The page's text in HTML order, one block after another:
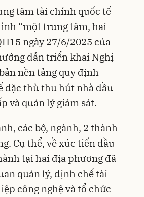
tâm tài chính quốc tế
“một trung tâm, hai
ngày 27/6/2025 của
dẫn triển khai Nghị
nền tảng quy định
đặc thù thu hút nhà đầu
và quản lý giám sát.
các bộ, ngành, 2 thành
Cụ thể, về xúc tiến đầu
tại hai địa phương đã
quản lý, định chế tài
công nghệ và tổ chức